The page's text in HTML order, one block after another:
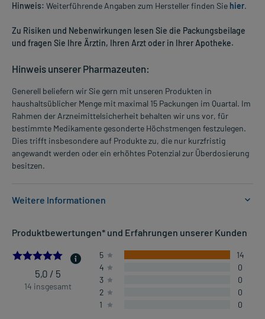
Hinweis: Weiterführende Angaben zum Hersteller finden Sie hier.
Zu Risiken und Nebenwirkungen lesen Sie die Packungsbeilage
und fragen Sie Ihre Ärztin, Ihren Arzt oder in Ihrer Apotheke.
Hinweis unserer Pharmazeuten:
Generell beliefern wir Sie gern mit unseren Produkten in
haushaltsüblicher Menge mit maximal 15 Packungen im Quartal. Im
Rahmen der Arzneimittelsicherheit behalten wir uns vor, für
bestimmte Medikamente gesonderte Höchstmengen festzulegen.
Dies trifft insbesondere auf Produkte zu, die nur kurzfristig
angewandt werden oder ein erhöhtes Potenzial zur Überdosierung
besitzen.
Weitere Informationen
- Erkältung und grippaler Infekt, unterstützende Behandlung
Dosierung und Anwendungshinweise:
Jugendliche ab 12 Jahren und Erwachsene
Produktbewertungen* und Erfahrungen unserer Kunden
5.0
5,0 / 5
14 insgesamt
5
14
4
0
3
0
2
0
1
0